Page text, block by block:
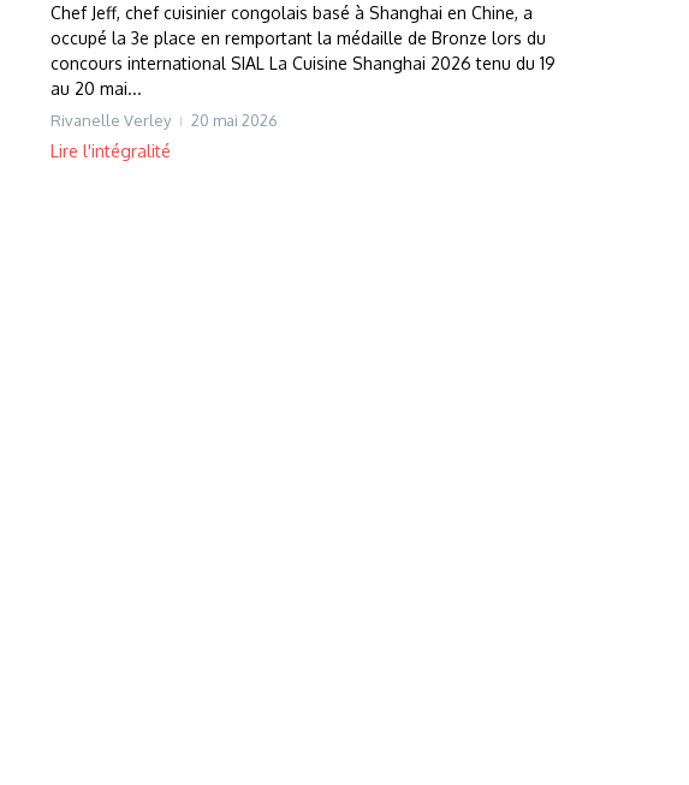
Chef Jeff, chef cuisinier congolais basé à Shanghai en Chine, a
occupé la 3e place en remportant la médaille de Bronze lors du
concours international SIAL La Cuisine Shanghai 2026 tenu du 19
au 20 mai...
Rivanelle Verley 20 mai 2026
Lire l'intégralité